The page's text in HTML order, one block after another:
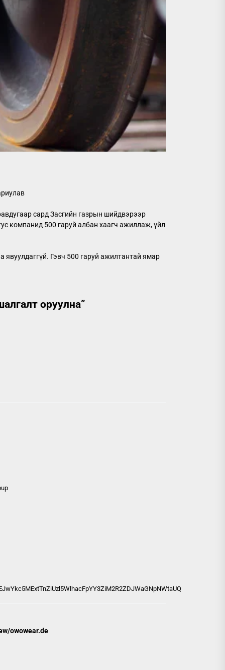
сард Засгийн газрын шийдвэрээр
компанид 500 гаруй албан хаагч ажиллаж, үйл
Гэвч 500 гаруй ажилтантай ямар
оруулна”
owowear.de